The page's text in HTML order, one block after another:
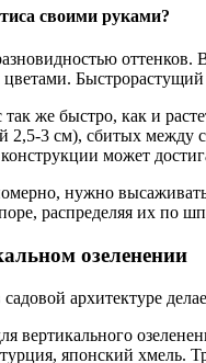
своими руками?
же быстро, как и
2,5-3 см), сбитых между
может
нужно
распределяя их по
озеленении
архитектуре
вертикального
японский хмель.